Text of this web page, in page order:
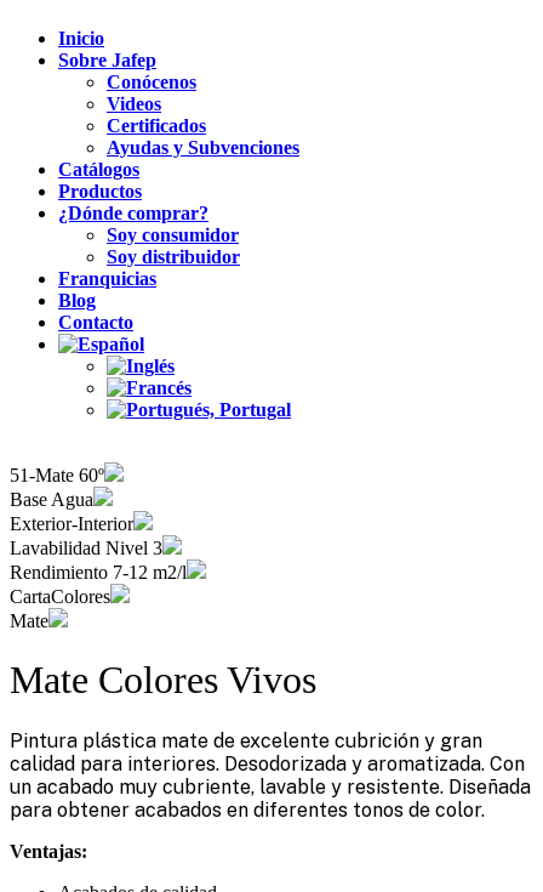
Inicio
Sobre Jafep
Conócenos
Videos
Certificados
Ayudas y Subvenciones
Catálogos
Productos
¿Dónde comprar?
Soy consumidor
Soy distribuidor
Franquicias
Blog
Contacto
51-Mate 60º
Base Agua
Exterior-Interior
Lavabilidad Nivel 3
Rendimiento 7-12 m2/l
CartaColores
Mate
Mate Colores Vivos
Pintura plástica mate de excelente cubrición y gran
calidad para interiores. Desodorizada y aromatizada. Con
un acabado muy cubriente, lavable y resistente. Diseñada
para obtener acabados en diferentes tonos de color.
Ventajas: